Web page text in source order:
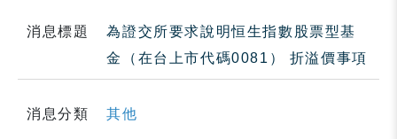
消息標題
為證交所要求說明恒生指數股票型基
金（在台上市代碼0081） 折溢價事項
消息分類 其他